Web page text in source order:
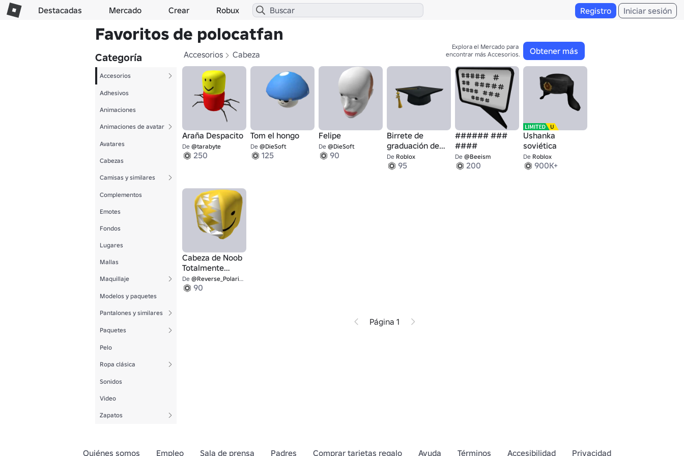
Destacadas Mercado Crear Robux Registro Iniciar sesión
Favoritos de polocatfan
Categoría
Accesorios
Adhesivos
Animaciones
Animaciones de avatar
Avatares
Cabezas
Camisas y similares
Complementos
Emotes
Fondos
Lugares
Mallas
Maquillaje
Modelos y paquetes
Pantalones y similares
Paquetes
Pelo
Ropa clásica
Sonidos
Video
Zapatos
Accesorios Cabeza Obtener más
Explora el Mercado para
encontrar más Accesorios.
Araña Despacito
De @tarabyte
250
Tom el hongo
De @DieSoft
125
Felipe
De @DieSoft
90
Birrete de
graduación de
2020
De Roblox
95
###### ###
####
De @Beeism
200
Ushanka
soviética
De Roblox
900K+
Cabeza de Noob
Totalmente
Normal
De @Reverse_Polarity
90
Página 1
Quiénes somos Empleo Sala de prensa Padres Comprar tarjetas regalo Ayuda Términos Accesibilidad Privacidad